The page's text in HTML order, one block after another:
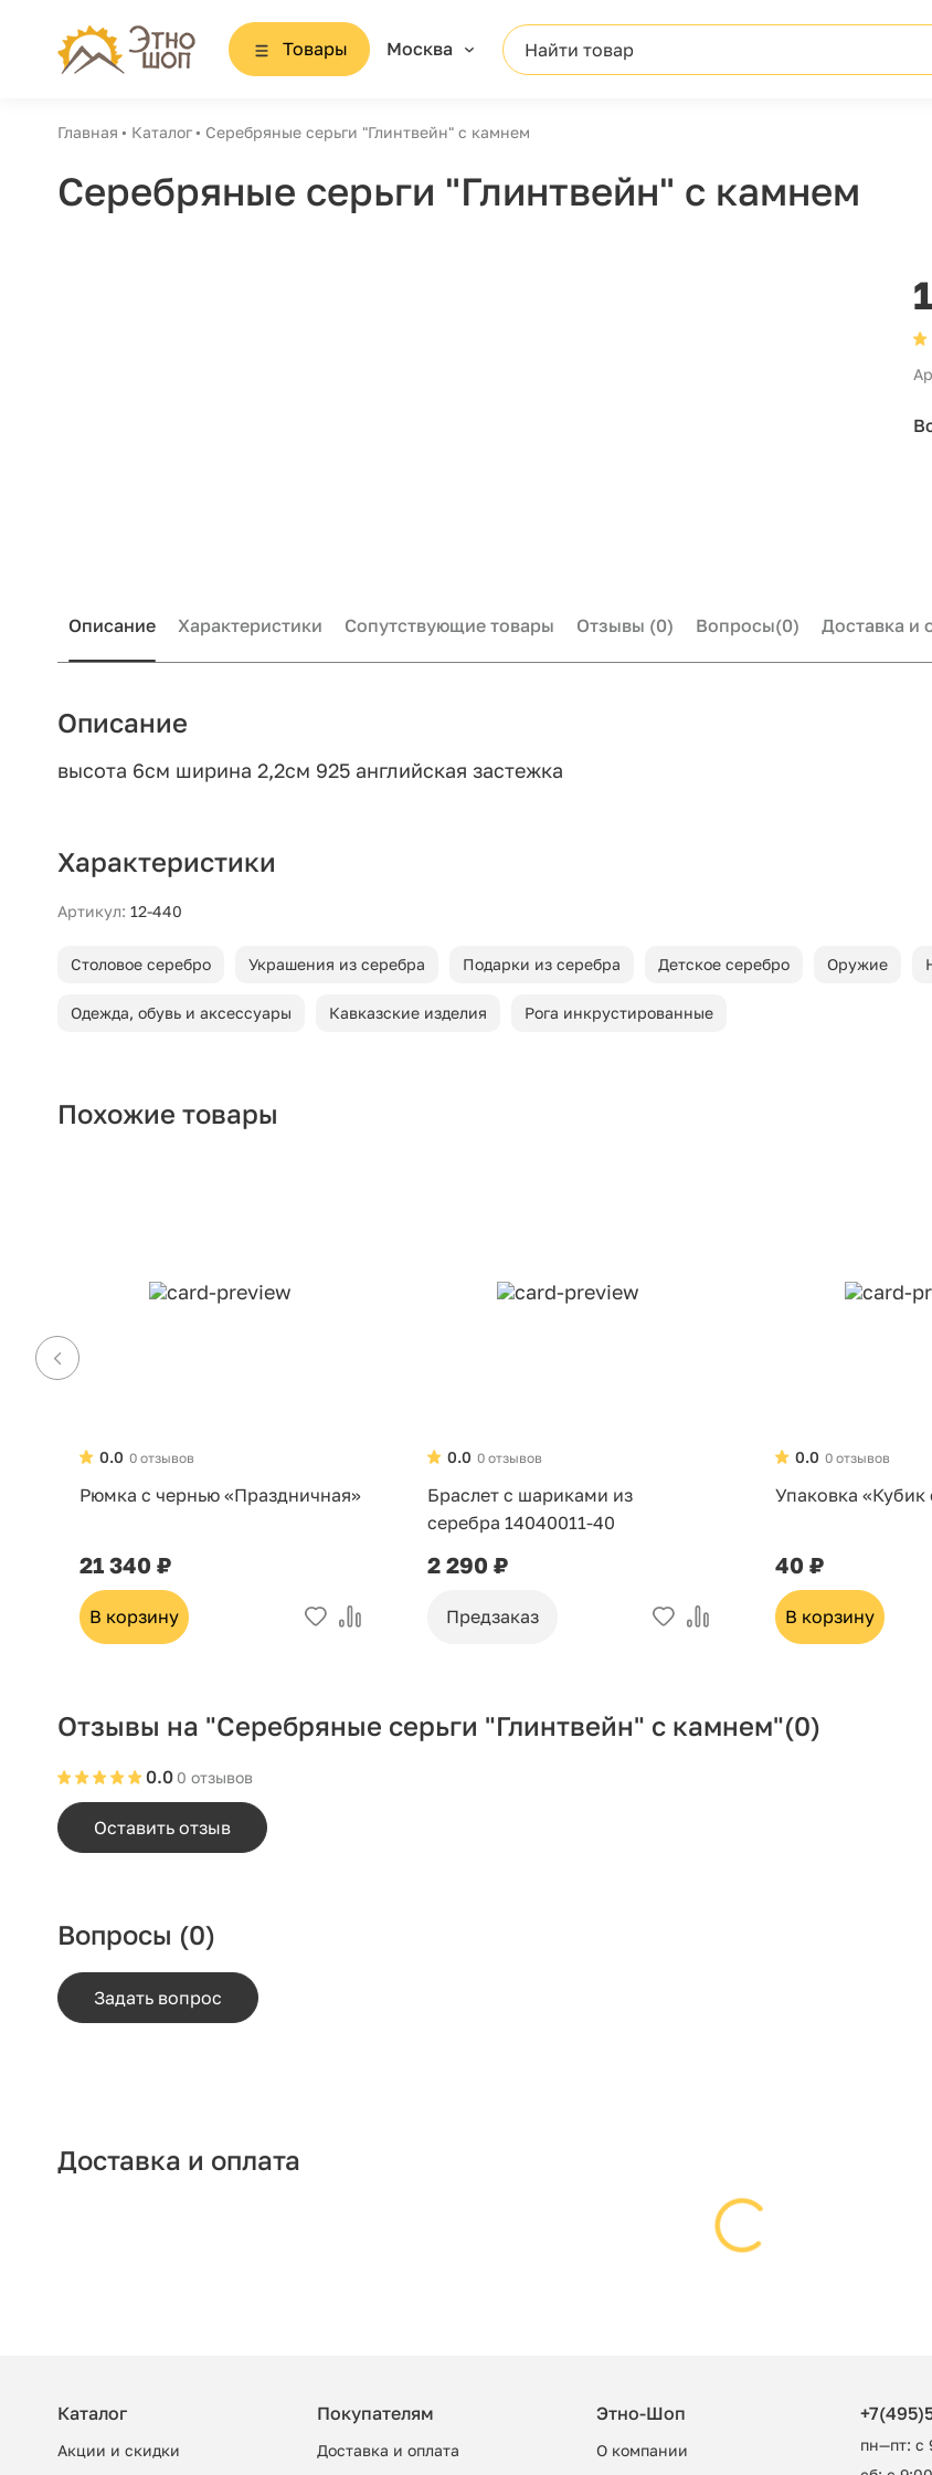
Товары Москва Найти товар
Главная Каталог Серебряные серьги "Глинтвейн" с камнем
Серебряные серьги "Глинтвейн" с камнем
Описание Характеристики Сопутствующие товары Отзывы (0) Вопросы(0) Доставка и
Описание
высота 6см ширина 2,2см 925 английская застежка
Характеристики
Артикул: 12-440
Столовое серебро Украшения из серебра Подарки из серебра Детское серебро Оружие
Одежда, обувь и аксессуары Кавказские изделия Рога инкрустированные
Похожие товары
0 отзывов
0.0
Рюмка с чернью «Праздничная»
21 340 ₽
В корзину
0 отзывов
0.0
Браслет с шариками из
серебра 14040011-40
2 290 ₽
Предзаказ
0 отзывов
0.0
Упаковка «Кубик
40 ₽
В корзину
Отзывы на "Серебряные серьги "Глинтвейн" с камнем"(0)
0 отзывов
0.0
Оставить отзыв
Вопросы (0)
Задать вопрос
Доставка и оплата
Каталог
Акции и скидки
Покупателям
Доставка и оплата
Этно-Шоп
О компании
пн—пт: с